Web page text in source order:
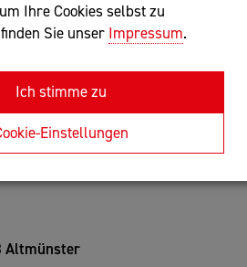
Ihre Cookies selbst zu
Sie unser Impressum.
Ich stimme zu
Einstellungen
RAMSEBNER-
oder Rückruf
Altmünster